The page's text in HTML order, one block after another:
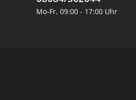
Mo-Fr, 09:00 - 17:00 Uhr